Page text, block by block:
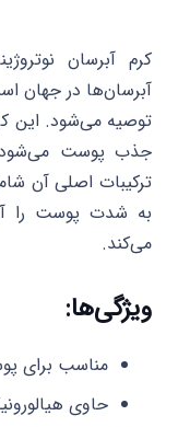
کرم آبرسان
آبرسان‌ها در جهان
توصیه می‌شود. این
جذب پوست
ترکیبات اصلی آن
به شدت پوست را
می‌کند.
ویژگی‌ها:
مناسب برای
حاوی